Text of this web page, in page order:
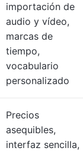
importación de
audio y vídeo,
marcas de
tiempo,
vocabulario
personalizado
Precios
asequibles,
interfaz sencilla,